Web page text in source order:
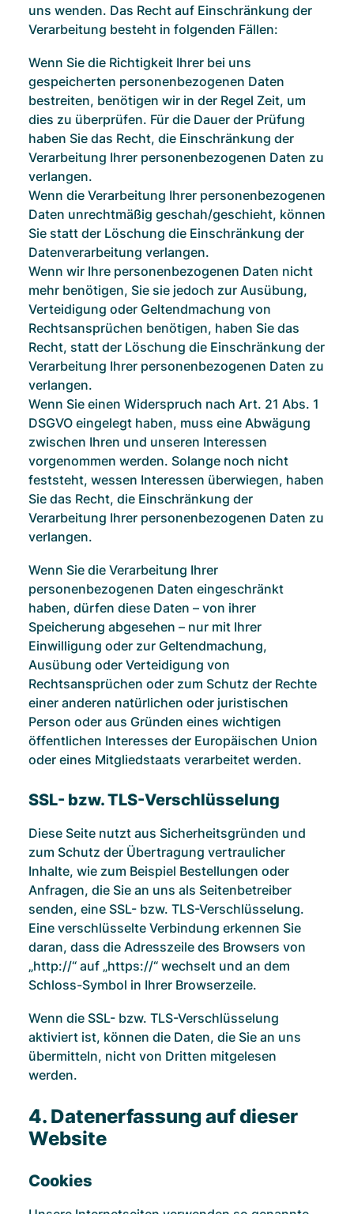
uns wenden. Das Recht auf Einschränkung der
Verarbeitung besteht in folgenden Fällen:
Wenn Sie die Richtigkeit Ihrer bei uns
gespeicherten personenbezogenen Daten
bestreiten, benötigen wir in der Regel Zeit, um
dies zu überprüfen. Für die Dauer der Prüfung
haben Sie das Recht, die Einschränkung der
Verarbeitung Ihrer personenbezogenen Daten zu
verlangen.
Wenn die Verarbeitung Ihrer personenbezogenen
Daten unrechtmäßig geschah/geschieht, können
Sie statt der Löschung die Einschränkung der
Datenverarbeitung verlangen.
Wenn wir Ihre personenbezogenen Daten nicht
mehr benötigen, Sie sie jedoch zur Ausübung,
Verteidigung oder Geltendmachung von
Rechtsansprüchen benötigen, haben Sie das
Recht, statt der Löschung die Einschränkung der
Verarbeitung Ihrer personenbezogenen Daten zu
verlangen.
Wenn Sie einen Widerspruch nach Art. 21 Abs. 1
DSGVO eingelegt haben, muss eine Abwägung
zwischen Ihren und unseren Interessen
vorgenommen werden. Solange noch nicht
feststeht, wessen Interessen überwiegen, haben
Sie das Recht, die Einschränkung der
Verarbeitung Ihrer personenbezogenen Daten zu
verlangen.
Wenn Sie die Verarbeitung Ihrer
personenbezogenen Daten eingeschränkt
haben, dürfen diese Daten – von ihrer
Speicherung abgesehen – nur mit Ihrer
Einwilligung oder zur Geltendmachung,
Ausübung oder Verteidigung von
Rechtsansprüchen oder zum Schutz der Rechte
einer anderen natürlichen oder juristischen
Person oder aus Gründen eines wichtigen
öffentlichen Interesses der Europäischen Union
oder eines Mitgliedstaats verarbeitet werden.
SSL- bzw. TLS-Verschlüsselung
Diese Seite nutzt aus Sicherheitsgründen und
zum Schutz der Übertragung vertraulicher
Inhalte, wie zum Beispiel Bestellungen oder
Anfragen, die Sie an uns als Seitenbetreiber
senden, eine SSL- bzw. TLS-Verschlüsselung.
Eine verschlüsselte Verbindung erkennen Sie
daran, dass die Adresszeile des Browsers von
„http://“ auf „https://“ wechselt und an dem
Schloss-Symbol in Ihrer Browserzeile.
Wenn die SSL- bzw. TLS-Verschlüsselung
aktiviert ist, können die Daten, die Sie an uns
übermitteln, nicht von Dritten mitgelesen
werden.
4. Datenerfassung auf dieser
Website
Cookies